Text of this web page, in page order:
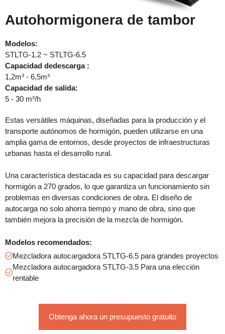
Autohormigonera de tambor
Modelos:
STLTG-1.2 ~ STLTG-6.5
Capacidad dedescarga :
1,2m³ - 6,5m³
Capacidad de salida:
5 - 30 m³/h
Estas versátiles máquinas, diseñadas para la producción y el
transporte autónomos de hormigón, pueden utilizarse en una
amplia gama de entornos, desde proyectos de infraestructuras
urbanas hasta el desarrollo rural.
Una característica destacada es su capacidad para descargar
hormigón a 270 grados, lo que garantiza un funcionamiento sin
problemas en diversas condiciones de obra. El diseño de
autocarga no solo ahorra tiempo y mano de obra, sino que
también mejora la precisión de la mezcla de hormigón.
Modelos recomendados:
Mezcladora autocargadora STLTG-6.5 para grandes proyectos
Mezcladora autocargadora STLTG-3.5 Para una elección
rentable
Obtenga ahora un presupuesto gratuito